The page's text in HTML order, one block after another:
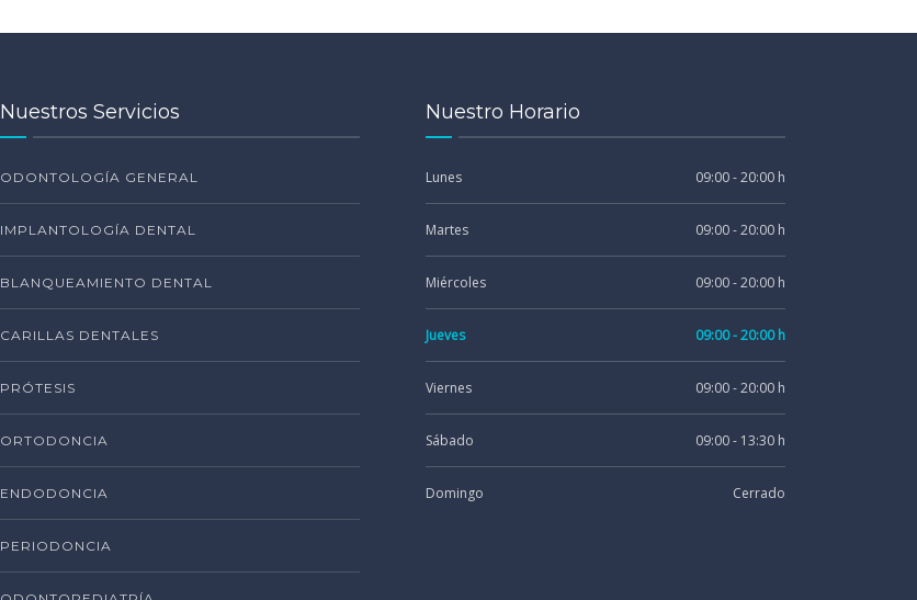
Nuestros Servicios
ODONTOLOGÍA GENERAL
IMPLANTOLOGÍA DENTAL
BLANQUEAMIENTO DENTAL
CARILLAS DENTALES
PRÓTESIS
ORTODONCIA
ENDODONCIA
PERIODONCIA
Nuestro Horario
Lunes 09:00 - 20:00 h
Martes 09:00 - 20:00 h
Miércoles 09:00 - 20:00 h
Jueves 09:00 - 20:00 h
Viernes 09:00 - 20:00 h
Sábado 09:00 - 13:30 h
Domingo Cerrado